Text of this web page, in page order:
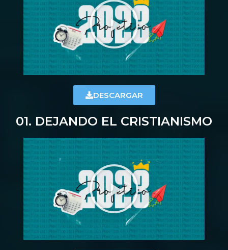
DESCARGAR
01. DEJANDO EL CRISTIANISMO